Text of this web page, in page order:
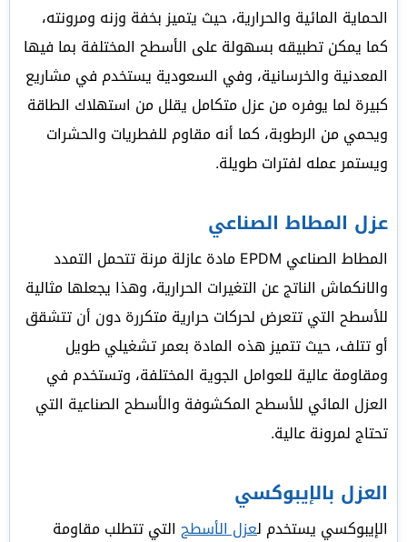
الحماية المائية والحرارية، حيث يتميز بخفة وزنه ومرونته،
كما يمكن تطبيقه بسهولة على الأسطح المختلفة بما فيها
المعدنية والخرسانية، وفي السعودية يستخدم في مشاريع
كبيرة لما يوفره من عزل متكامل يقلل من استهلاك الطاقة
ويحمي من الرطوبة، كما أنه مقاوم للفطريات والحشرات
ويستمر عمله لفترات طويلة.
عزل المطاط الصناعي
المطاط الصناعي EPDM مادة عازلة مرنة تتحمل التمدد
والانكماش الناتج عن التغيرات الحرارية، وهذا يجعلها مثالية
للأسطح التي تتعرض لحركات حرارية متكررة دون أن تتشقق
أو تتلف، حيث تتميز هذه المادة بعمر تشغيلي طويل
ومقاومة عالية للعوامل الجوية المختلفة، وتستخدم في
العزل المائي للأسطح المكشوفة والأسطح الصناعية التي
تحتاج لمرونة عالية.
العزل بالإيبوكسي
الإيبوكسي يستخدم لعزل الأسطح التي تتطلب مقاومة